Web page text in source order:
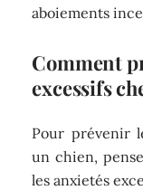
aboiements
Comment
excessifs
Pour prévenir
un chien,
les anxietés